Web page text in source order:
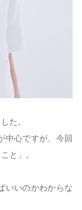
た。
中心ですが、今回
と」。
いいのかわからな